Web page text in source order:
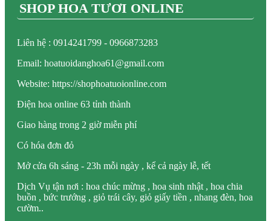
SHOP HOA TƯƠI ONLINE
Liên hệ : 0914241799 - 0966873283
Email: hoatuoidanghoa61@gmail.com
Website: https://shophoatuoionline.com
Điện hoa online 63 tỉnh thành
Giao hàng trong 2 giờ miễn phí
Có hóa đơn đỏ
Mở cửa 6h sáng - 23h mỗi ngày , kể cả ngày lễ, tết
Dịch Vụ tận nơi : hoa chúc mừng , hoa sinh nhật , hoa chia
buồn , bức trướng , giỏ trái cây, giỏ giấy tiền , nhang đèn, hoa
cườm..